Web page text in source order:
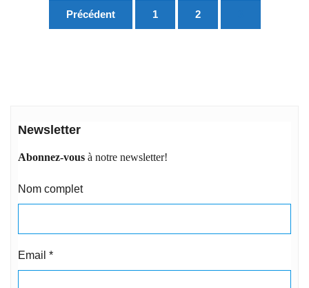
PaginationPrécédent 1 2
Newsletter
Abonnez-vous à notre newsletter!
Nom complet
Email *